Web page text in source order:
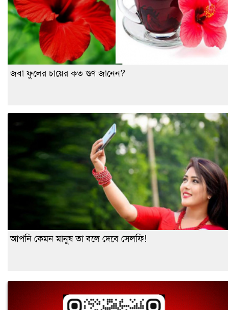
জবা ফুলের চায়ের কত গুণ জানেন?
আপনি কেমন মানুষ তা বলে দেবে সেলফি!